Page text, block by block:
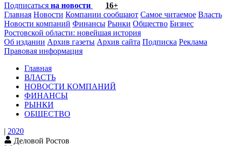
Подписаться на новости
16+
Главная Новости Компании сообщают Самое читаемое Власть
Новости компаний Финансы Рынки Общество Бизнес
Ростовской области: новейшая история
Об издании Архив газеты Архив сайта Подписка Реклама
Правовая информация
Главная
ВЛАСТЬ
НОВОСТИ КОМПАНИЙ
ФИНАНСЫ
РЫНКИ
ОБЩЕСТВО
| 2020
Деловой Ростов